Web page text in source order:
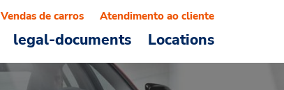
legal-documents Locations
Vendas de carros Atendimento ao cliente